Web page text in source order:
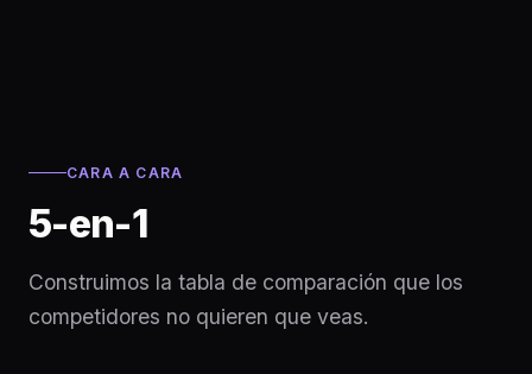
CARA A CARA
5-en-1
Construimos la tabla de comparación que los
competidores no quieren que veas.